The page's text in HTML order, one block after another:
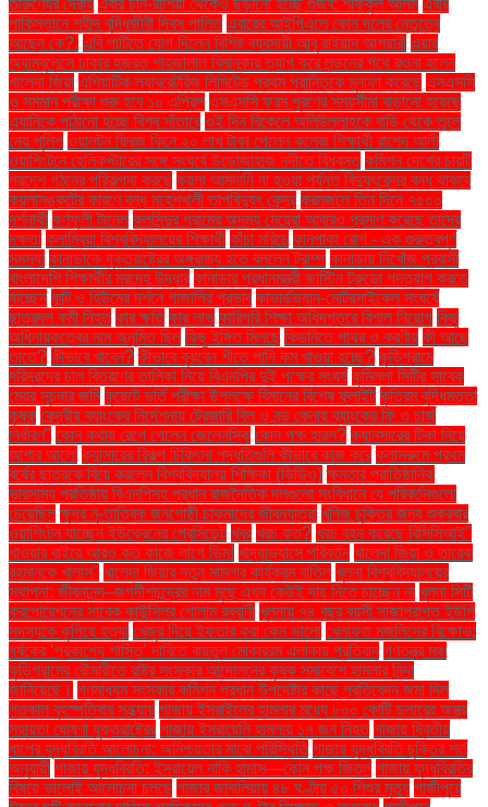
পাকিস্তানে শহীদ বুদ্ধিজীবী দিবস পালিত এবারের আইপিএলে কোন দলের নেতৃত্বে
আছেন কে?. এবি পার্টিতে যোগ দিলেন বিশিষ্ট ব্যবসায়ী আবু রাইয়ান আশয়ারী এয়ার
অ্যাম্বুলেন্সে ঢাকার হজরত শাহজালাল বিমানবন্দর ত্যাগ করে লন্ডনের পথে রওনা হলেন
খালেদা জিয়া এশিয়াটিক ল্যাবরেটরিজ লিমিটেড প্রথম প্রান্তিকে মুনাফা করেছে এসএসসি
ও সমমান পরীক্ষা শুরু হবে ১০ এপ্রিল এসএসসি ফরম পূরণের সময়সীমা বাড়ানো হয়েছে
এ্যানিকে পাঠানো হচ্ছে বিশ্ব সাঁতারে ওই দিন বিকেলে অলিউল্লাহকে বাড়ি থেকে তুলে
নেয় পুলিশ ওয়ালটন ফ্রিজ কিনে ২০ লাখ টাকা পেলেন কলেজ শিক্ষার্থী রাশেদ আলী
ওয়াশিংটনে হেলিকপ্টারের সঙ্গে সংঘর্ষে উড়োজাহাজ নদীতে বিধ্বস্ত কমিশন দেশের চারটি
প্রদেশ গঠনের পরিকল্পনা করছে কয়লা আমদানি না হওয়া পর্যন্ত বিদ্যুৎকেন্দ্র বন্ধ থাকবে
কয়লাসঙ্কটের কারণে বন্ধ মহেশখালী তাপবিদ্যুৎ কেন্দ্র করমজলে তিন দিনে ৭৫০০
দর্শনার্থী কর্ণফুলী টানেল কলসিন্দুর গ্রামের অদম্য মেয়েরা আবারও প্রমাণ করেছে তাদের
দক্ষতা কলাম্বিয়া বিশ্ববিদ্যালয়ের শিক্ষার্থী কাঁচা মরিচে কানপাকা রোগ - এক গুরুত্বপুর্ণ
সমস্যা কানাডাকে যুক্তরাষ্ট্রের অঙ্গরাজ্য হতে বললেন ট্রাম্প কানাডায় নিখোঁজ প্রবাসী
বাংলাদেশি শিক্ষার্থীর মরদেহ উদ্ধার কানাডার প্রধানমন্ত্রী জাস্টিন ট্রুডো পদত্যাগ করতে
যাচ্ছেন কান্ট ও হিউমের দর্শনে গাজালির প্রভাব কাভার্ডভ্যান-মোটরসাইকেল সংঘর্ষে
ছাত্রদল কর্মী নিহত কার ক্ষতি কার লাভ কারিগরি শিক্ষা অধিদপ্তরে বিশাল নিয়োগ কিছু
অধিনায়কত্বের নাম অনুমিত ছিল কিছু ইঙ্গিত মিলছে কিডনিতে পাথর ও করণীয় কী আছে
তাতে? কীভাবে খাবেন? কীভাবে বুঝবেন শীতে পানি কম খাওয়া হচ্ছে? কুড়িগ্রামে
দরিদ্রদের চাল বিতরণের তালিকা নিয়ে বিএনপির দুই পক্ষের সংঘর্ষ কুমিল্লা সিটির সাবেক
মেয়র সূচনার জমি কুয়েটে ভর্তি পরীক্ষা উপলক্ষে বিমানের বিশেষ ফ্লাইট কৃত্রিম বুদ্ধিমত্তা
কৃষক কেন্দ্রীয় ব্যাংকের নির্দেশনায় ট্রেজারি বিল ও বন্ড কেনায় ব্যাংকের ফি ও চার্জ
নির্ধারণ" কোন কথায় রেগে গেলেন জেলেনস্কি কোন পক্ষ হারল? ক্যানসারের টিকা নিয়ে
আশার আলো ক্যান্সারের বিকল্প চিকিৎসা পদ্ধতিগুলি কীভাবে কাজ করে ক্লাসরুমে প্রথম
বর্ষের ছাত্রকে বিয়ে করলেন বিশ্ববিদ্যালয় শিক্ষিকা (ভিডিও) ক্ষমতার প্রাতিষ্ঠানিক
ভারসাম্য প্রতিষ্ঠায় বিএনপিসহ প্রধান রাজনৈতিক দলগুলো সংবিধানে যে পরিবর্তনগুলো
চেয়েছিল ক্ষুদ্র নৃ-তাত্বিক জনগোষ্ঠী চাকমাদের জীবনযাত্রা খনিজ চুক্তির জন্য শুক্রবার
ওয়াশিংটন যাচ্ছেন ইউক্রেনের প্রেসিডেন্ট খবর খরচ কত? খরচ বহন করেছে বিসিসিআই"
খাওয়ার বাইরে আরও কত কাজে লাগে ডিম! খাদ্যাভ্যাসে পরিবর্তন খালেদা জিয়া ও তারেক
রহমানকে খালাস'' খালেদা জিয়ার নতুন মামলার কার্যক্রম বাতিল খুলনা বিশ্ববিদ্যালয়ের
স্থাপনা: জীবনানন্দ–জগদীশচন্দ্রের নাম মুছে এখন কেউই দায় নিতে চাচ্ছেন না খুলনা সিটি
করপোরেশনের সাবেক কাউন্সিলর গোলাম রব্বানী খুলনায় ৭৪ বছর বয়সী সাজাপ্রাপ্ত ইউপি
সদস্যকে কুপিয়ে হত্যা খেজুর দিয়ে ইফতার করা কেন ভালো খেলাফত মজলিসের বিক্ষোভ:
ধর্ষকের ‘প্রকাশ্যে শাস্তি’ দাবিতে বায়তুল মোকাররম এলাকায় প্রতিবাদ গণতন্ত্র মঞ্চ
কুড়িগ্রামের রৌমারীতে রাষ্ট্র সংস্কার আন্দোলনের কৃষক সমাবেশে হামলার নিন্দা
জানিয়েছে। গণমাধ্যম সংস্কার কমিশন প্রধান উপদেষ্টার কাছে প্রতিবেদন জমা দিল
গতকাল বৃহস্পতিবার সন্ধ্যায় গাজায় ইসরাইলের হামলার মধ্যে ৮০০ কোটি ডলারের অস্ত্র
সহায়তা ঘোষণা যুক্তরাষ্ট্রের গাজায় ইসরায়েলি হামলায় ১৭ জন নিহত গাজায় দ্বিতীয়
ধাপের যুদ্ধবিরতি আলোচনা: অনিশ্চয়তার মাঝে পরিস্থিতি গাজায় যুদ্ধবিরতি চুক্তির শর্ত
অনুযায়ী গাজায় যুদ্ধবিরতি: ইসরায়েল নাকি হামাস—কোন পক্ষ জিতল গাজায় যুদ্ধবিরতির
বিষয়ে ভালোই আলোচনা চলছে গাজার জাবালিয়ায় ৪৮ ঘণ্টায় ৫০ শিশুর মৃত্যু গাজীপুরে